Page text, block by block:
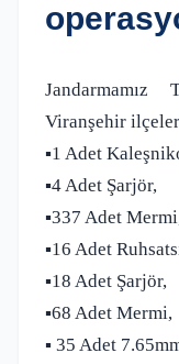
Viranşehir
▪️1 Adet
▪️4 Adet Şarjör,
▪️337 Adet
▪️16 Adet
▪️18 Adet Şarjör,
▪️68 Adet Mermi,
▪️ 35 Adet